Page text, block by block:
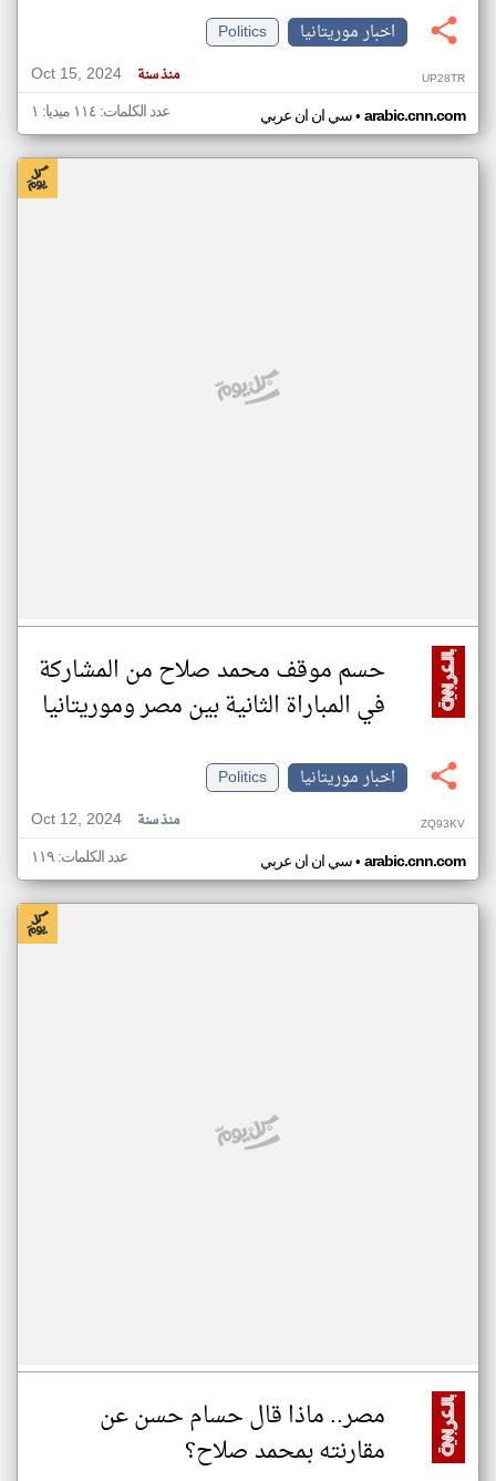
اخبار موريتانيا
Politics
Oct 15, 2024
منذ سنة UP28TR
سي ان ان عربي• arabic.cnn.com عدد الكلمات: ١١٤ ميديا: ١
حسم موقف محمد صلاح من المشاركة
في المباراة الثانية بين مصر وموريتانيا
اخبار موريتانيا
Politics
Oct 12, 2024
منذ سنة ZQ93KV
سي ان ان عربي• arabic.cnn.com عدد الكلمات: ١١٩
مصر.. ماذا قال حسام حسن عن
مقارنته بمحمد صلاح؟